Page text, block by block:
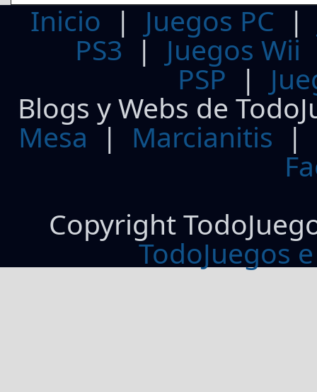
Inicio | Juegos PC
PS3| Juegos Wii
PSP |
Blogs y Webs de
Mesa | Marcianitis |
Copyright
TodoJuegos